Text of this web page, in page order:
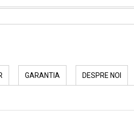
GARANTIA DESPRE NOI